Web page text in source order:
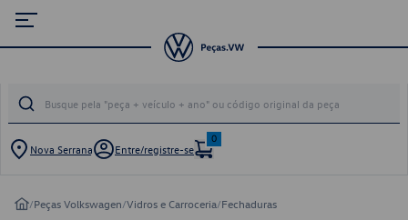
Nova Serrana Entre/registre-se
0
/Peças Volkswagen/Vidros e Carroceria/Fechaduras